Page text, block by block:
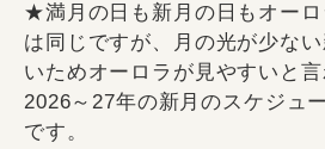
★満月の日も新月の日もオー
は同じですが、月の光が少な
いためオーロラが見やすいと言
2026～27年の新月のスケジュ
です。